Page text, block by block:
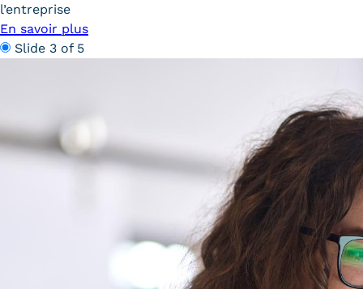
Lexique
Le Cnam ICSV
Mobilité internationale et
Règlement intérieur
l’entreprise
En savoir plus
Slide 3 of 5